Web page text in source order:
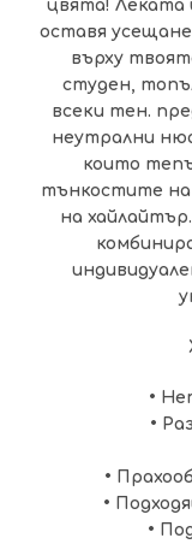
цвята! Леката
оставя
върху
студен,
всеки тен.
неутрални
които
тънкостите
на
•
•
•
•
•